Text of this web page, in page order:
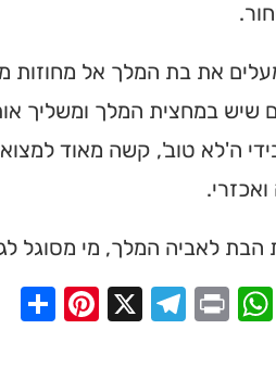
את בת המלך אל מחוזות
שיש במחצית המלך ומשליך
ה'לא טוב', קשה מאוד
הבת לאביה המלך, מי מסוגל
Email
WhatsApp
Print
Telegram